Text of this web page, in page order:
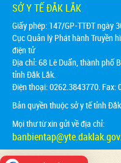
SỞ Y TẾ ĐẮK LẮK
Giấy phép: 147/GP-TTĐT ngày
Cục Quản lý Phát hành Truyền
điện tử
Địa chỉ:68 Lê Duẩn, thành phố
tỉnh Đắk Lắk.
Điện thoại: 0262.3843770. Fax:
Bản quyền thuộc sở y tế tỉnh
Mọi thư từ xin gửi về địa chỉ: